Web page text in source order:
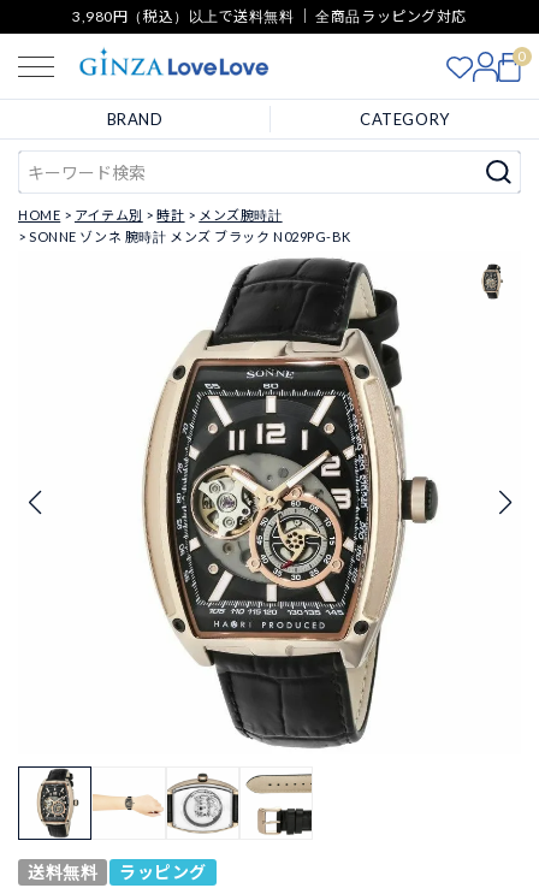
3,980円（税込）以上で送料無料 ｜ 全商品ラッピング対応
0
BRAND CATEGORY
HOME アイテム別 時計
メンズ腕時計
SONNE ゾンネ 腕時計 メンズ ブラック N029PG-BK
送料無料 ラッピング